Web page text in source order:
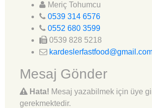
Meriç Tohumcu
0539 314 6576
0552 680 3599
0539 828 5218
Mesaj Gönder
Hata! Mesaj yazabilmek için üye
gerekmektedir.